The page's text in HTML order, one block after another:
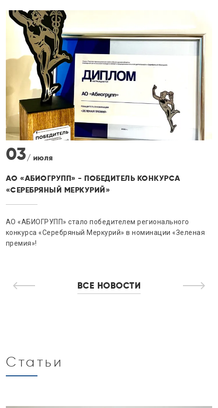
30
ПРОДУКЦИЯ АО «АБИОГРУПП» ПОЛУЧИЛА
СЕРТИФИКАТЫ «СДЕЛАНО В РОССИИ»
АО «АБИОГРУПП» подтвердило качество своей
получив сертификаты «Сделано в России»
ВСЕ НОВОСТИ
Статьи